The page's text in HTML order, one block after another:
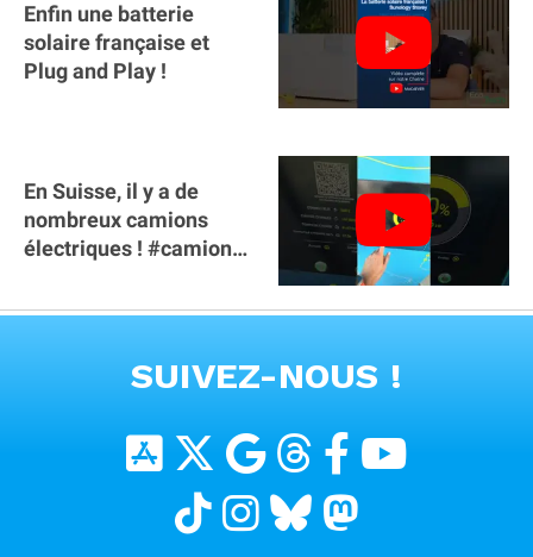
Enfin une batterie
solaire française et
Plug and Play !
En Suisse, il y a de
nombreux camions
électriques ! #camion
#voitureelectrique
SUIVEZ-NOUS !